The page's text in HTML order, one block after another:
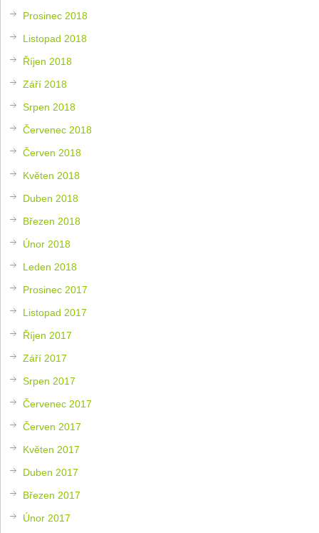
Prosinec 2018
Listopad 2018
Říjen 2018
Září 2018
Srpen 2018
Červenec 2018
Červen 2018
Květen 2018
Duben 2018
Březen 2018
Únor 2018
Leden 2018
Prosinec 2017
Listopad 2017
Říjen 2017
Září 2017
Srpen 2017
Červenec 2017
Červen 2017
Květen 2017
Duben 2017
Březen 2017
Únor 2017